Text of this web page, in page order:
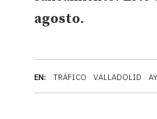
EN: TRÁFICO VALLADOLID
agosto.